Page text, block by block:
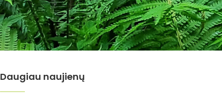
Daugiau naujienų